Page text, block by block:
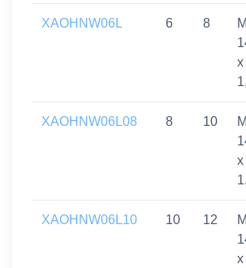
XAOHNW06L 6 8
M
x
XAOHNW06L08 8 10
M
x
XAOHNW06L10 10 12
M
x